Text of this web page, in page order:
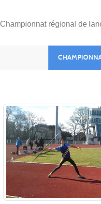
Championnat régional de